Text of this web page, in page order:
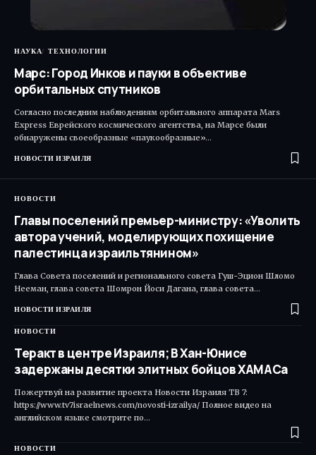
НАУКА ТЕХНОЛОГИИ
Марс: Город Инков и пауки в объективе
орбитальных спутников
Согласно последним наблюдениям орбитального аппарата Mars
Express Еврейского космического агентства, на Марсе были
обнаружены своеобразные «паукообразные»…
НОВОСТИ ИЗРАИЛЯ
НОВОСТИ
Главы поселений премьер-министру: «Уволить
автора учений, моделирующих похищение
палестинца израильтянином»
Глава Совета поселений и регионального совета Гуш-Эцион Шломо
Нееман, глава совета Шомрон Йоси Дагана, глава совета…
НОВОСТИ ИЗРАИЛЯ
НОВОСТИ
Теракт в центре Израиля; В Хан-Юнисе
задержаны десятки элитных бойцов ХАМАСа
Пожертвуй на развитие проекта Новости Израиля ТВ 7:
https://www.tv7israelnews.com/novosti-izrailya/ Полное видео на
английском языке смотрите по…
НОВОСТИ